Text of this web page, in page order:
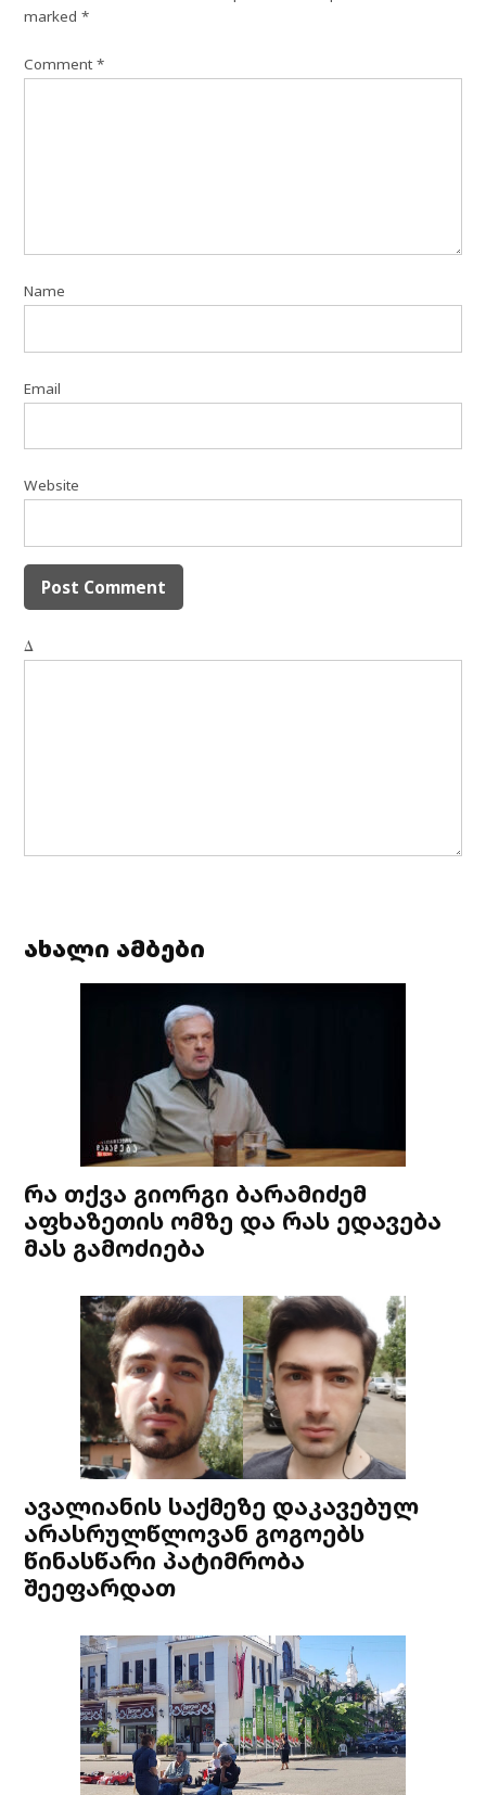
marked*
Comment*
Name
Email
Website
Δ
ახალი ამბები
რა თქვა გიორგი ბარამიძემ
აფხაზეთის ომზე და რას ედავება
მას გამოძიება
ავალიანის საქმეზე დაკავებულ
არასრულწლოვან გოგოებს
წინასწარი პატიმრობა
შეეფარდათ